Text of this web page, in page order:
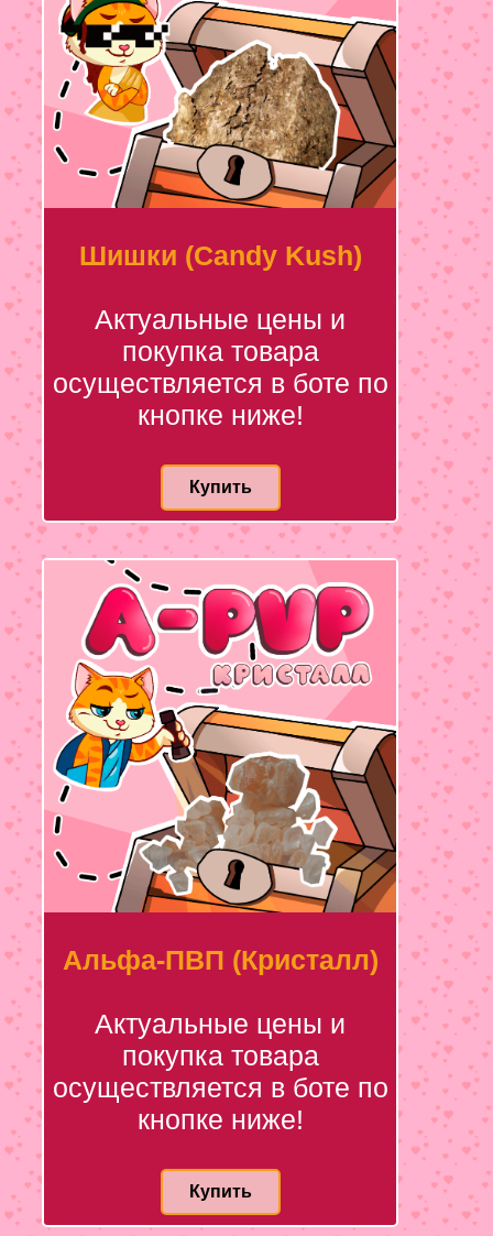
Шишки (Candy Kush)
Актуальные цены и
покупка товара
осуществляется в боте по
кнопке ниже!
Купить
Альфа-ПВП (Кристалл)
Актуальные цены и
покупка товара
осуществляется в боте по
кнопке ниже!
Купить